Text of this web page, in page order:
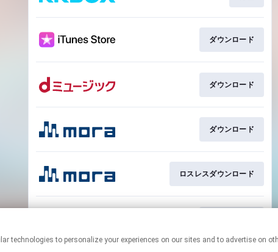
ダウンロード
ダウンロード
ダウンロード
ロスレスダウンロード